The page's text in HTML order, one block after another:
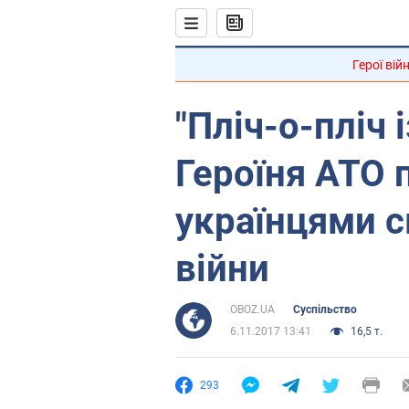
Герої
"Пліч-о-пліч
Героїня АТО
українцями
війни
OBOZ.UA
Суспільство
6.11.2017 13:41
16,5 т.
293